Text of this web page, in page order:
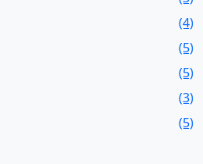
(4)
(5)
(5)
(3)
(5)